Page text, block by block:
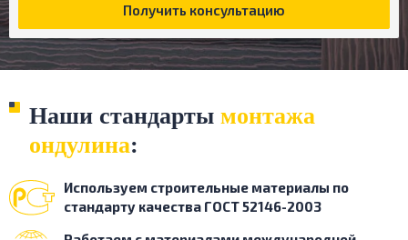
Получить консультацию
Наши стандарты монтажа
ондулина:
Используем строительные материалы по
стандарту качества ГОСТ 52146-2003